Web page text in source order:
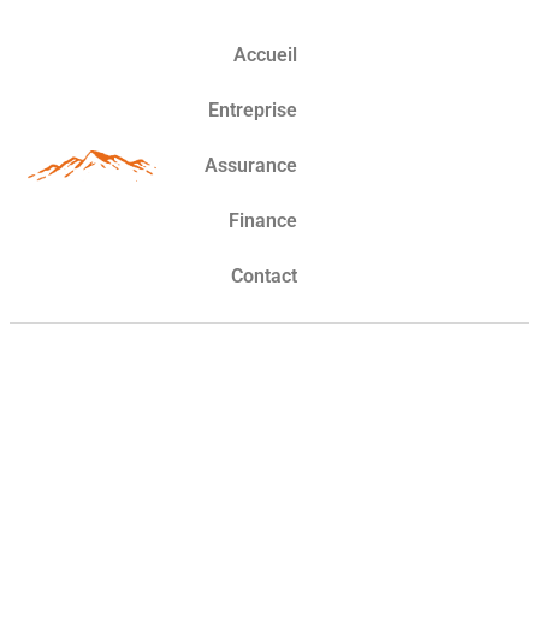
Accueil
Entreprise
Assurance
Finance
Contact